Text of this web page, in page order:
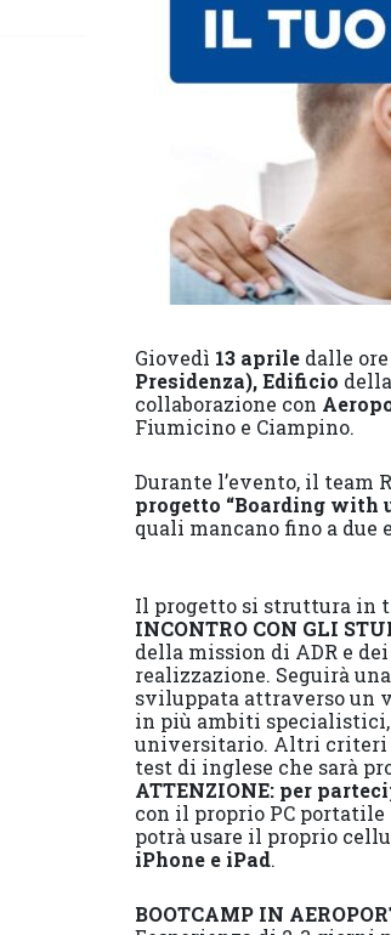
Giovedì 13 aprile dalle ore
Presidenza), Edificio della
collaborazione con
Fiumicino e Ciampino.
Durante l’evento, il team
progetto “Boarding with
quali mancano fino a
Il progetto si struttura in
INCONTRO CON GLI
della mission di ADR e
realizzazione. Seguirà
sviluppata attraverso un
in più ambiti
universitario. Altri criteri
test di inglese che sarà
ATTENZIONE: per
con il proprio PC
potrà usare il proprio
iPhone e iPad.
BOOTCAMP IN